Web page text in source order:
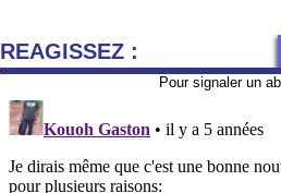
REAGISSEZ :
Pour signaler un